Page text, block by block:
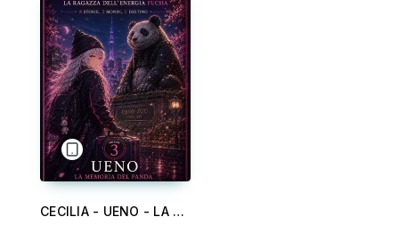
CECILIA - UENO - LA MEMORIA DEL PANDA - VOLUME 3 - CECILIA, LA RAGAZZA DELL'ENERGIA FUCSIA - V3